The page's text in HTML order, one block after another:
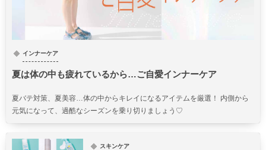
インナーケア
夏は体の中も疲れているから…ご自愛インナーケア
夏バテ対策、夏美容…体の中からキレイになるアイテムを厳選！ 内側から
元気になって、過酷なシーズンを乗り切りましょう♡
スキンケア